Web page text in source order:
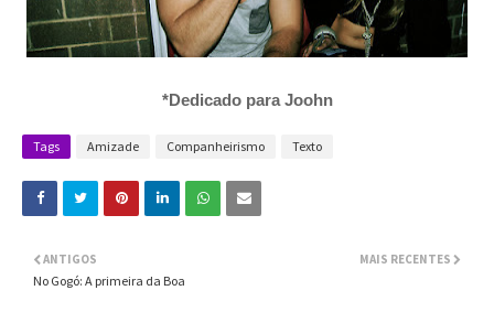
*Dedicado para Joohn
Tags Amizade Companheirismo Texto
MAIS RECENTES
ANTIGOS
No Gogó: A primeira da Boa